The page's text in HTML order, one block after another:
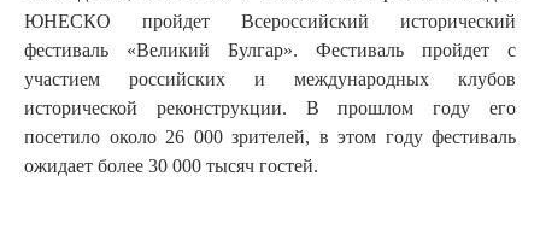
ЮНЕСКО пройдет Всероссийский исторический
фестиваль «Великий Булгар». Фестиваль пройдет с
участием российских и международных клубов
исторической реконструкции. В прошлом году его
посетило около 26 000 зрителей, в этом году фестиваль
ожидает более 30 000 тысяч гостей.